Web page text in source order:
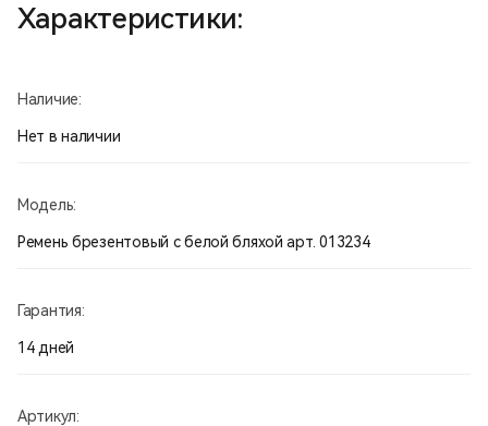
Характеристики:
Наличие:
Нет в наличии
Модель:
Ремень брезентовый с белой бляхой арт. 013234
Гарантия:
14 дней
Артикул: